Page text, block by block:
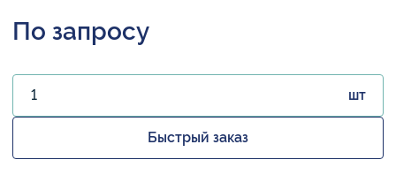
По запросу
шт
Быстрый заказ